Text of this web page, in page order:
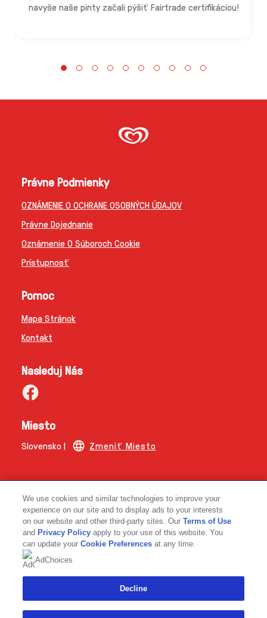
navyše naše pinty začali pýšiť Fairtrade certifikáciou!
Právne Podmienky
OZNÁMENIE O OCHRANE OSOBNÝCH ÚDAJOV
Právne Dojednanie
Oznámenie O Súboroch Cookie
Prístupnosť
Pomoc
Mapa Stránok
Kontakt
Nasleduj Nás
Miesto
Slovensko | Zmeniť Miesto
Link opens in same tab
© 2026 Copyright | The Magnum Ice Cream Company.
We use cookies and similar technologies to improve your
experience on our site and to display ads to your interests
on our website and other third-party sites. OurTerms of Use
and Privacy Policy apply to your use of this website. You
can update yourCookie Preferences at any time.
AdChoices
Decline